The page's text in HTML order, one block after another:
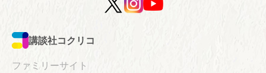
講談社コクリコ
ファミリーサイト